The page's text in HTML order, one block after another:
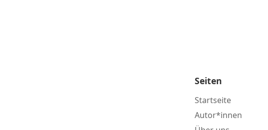
Seiten
Startseite
Autor*innen